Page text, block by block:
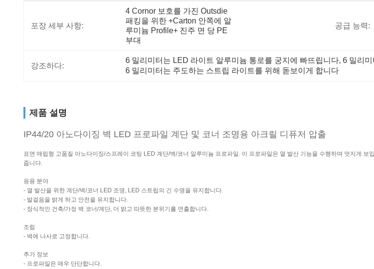
포장 세부 사항:
4 Cornor 보호를 가진 Outsdie
패킹을 위한 +carton 안쪽에 알
루미늄 Profile+ 진주 면 당 PE
부대
공급 능력:
강조하다:
6 밀리미터는 LED 라이트 알루미늄 통로를 궁지에 빠뜨립니다, 6 밀리
6 밀리미터는 주도하는 스트립 라이트를 위해 돋보이게 합니다
제품 설명
IP44/20 아노다이징 벽 LED 프로파일 계단 및 코너 조명용 아크릴 디퓨저 압출
표면 매립형 고품질 아노다이징/스프레이 코팅 LED 계단/벽/코너 알루미늄 프로파일. 이 프로파일은 열 발산 기능을 수행하며 멋지게
줍니다.
응용 분야
- 열 발산을 위한 계단/벽/코너 LED 조명, LED 스트립의 긴 수명을 유지합니다.
- 발걸음을 밝게 하고 안전을 유지합니다.
- 장식적인 건축/가정 벽 코너/계단, 더 밝고 따뜻한 분위기를 연출합니다.
조립
- 벽에 나사로 고정합니다.
추가 정보
- 프로파일은 매우 단단합니다.